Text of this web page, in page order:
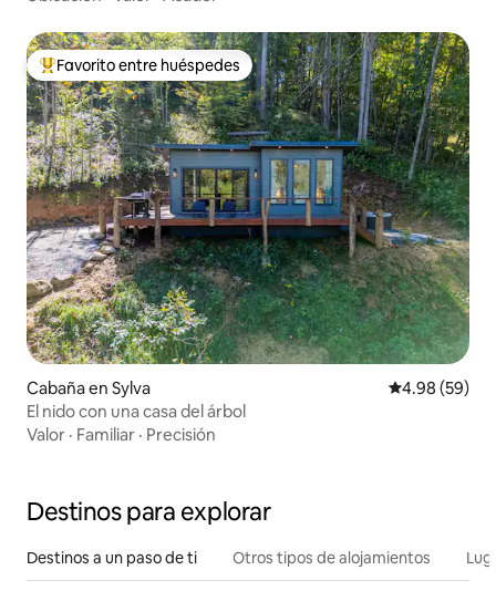
De los mejores en Favorito entre huéspedes
Favorito entre huéspedes
Cabaña en Sylva Calificación
4.98 (59)
El nido con una casa del árbol
Valor · Familiar · Precisión
Destinos para explorar
Destinos a un paso de ti Otros tipos de alojamientos